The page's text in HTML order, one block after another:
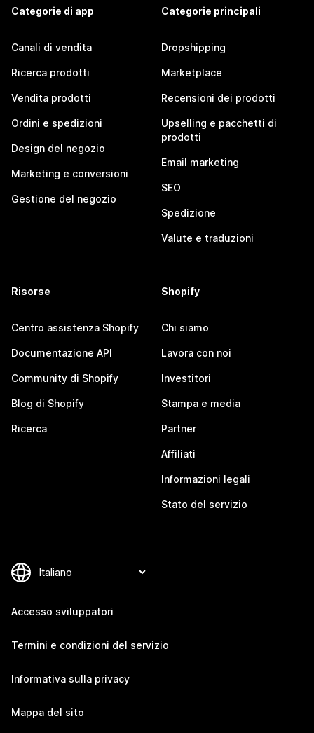
Categorie di app
Canali di vendita
Ricerca prodotti
Vendita prodotti
Ordini e spedizioni
Design del negozio
Marketing e conversioni
Gestione del negozio
Categorie principali
Dropshipping
Marketplace
Recensioni dei prodotti
Upselling e pacchetti di
prodotti
Email marketing
SEO
Spedizione
Valute e traduzioni
Risorse
Centro assistenza Shopify
Documentazione API
Community di Shopify
Blog di Shopify
Ricerca
Shopify
Chi siamo
Lavora con noi
Investitori
Stampa e media
Partner
Affiliati
Informazioni legali
Stato del servizio
Accesso sviluppatori
Termini e condizioni del servizio
Informativa sulla privacy
Mappa del sito